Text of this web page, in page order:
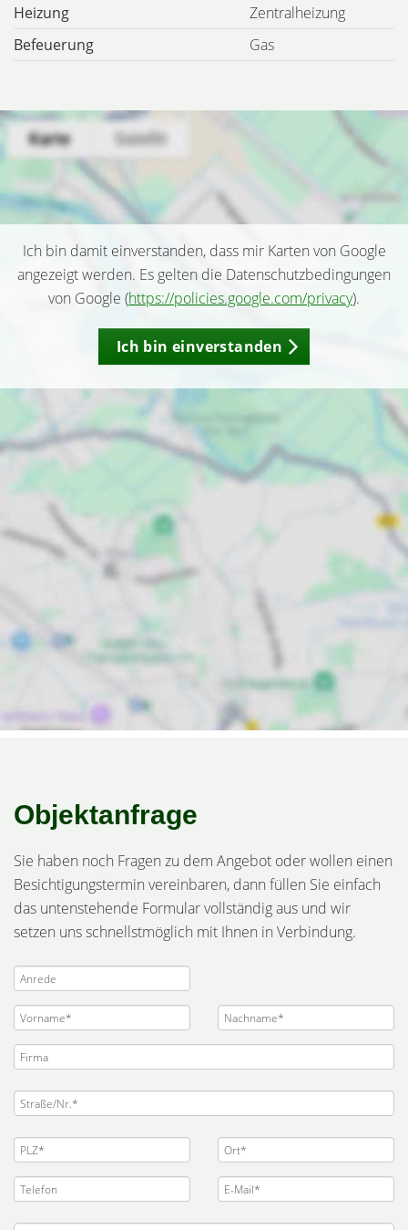
Heizung
Zentralheizung
Befeuerung
Gas
Ich bin damit einverstanden, dass mir Karten von Google
angezeigt werden. Es gelten die Datenschutzbedingungen
von Google (https://policies.google.com/privacy).
Ich bin einverstanden
Objektanfrage
Sie haben noch Fragen zu dem Angebot oder wollen einen
Besichtigungstermin vereinbaren, dann füllen Sie einfach
das untenstehende Formular vollständig aus und wir
setzen uns schnellstmöglich mit Ihnen in Verbindung.